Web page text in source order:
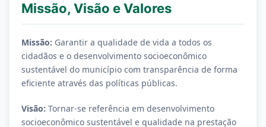
Missão, Visão e Valores
Missão: Garantir a qualidade de vida a todos os
cidadãos e o desenvolvimento socioeconômico
sustentável do município com transparência de forma
eficiente através das políticas públicas.
Visão: Tornar-se referência em desenvolvimento
socioeconômico sustentável e qualidade na prestação